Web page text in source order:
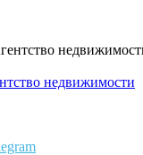
недвижимости